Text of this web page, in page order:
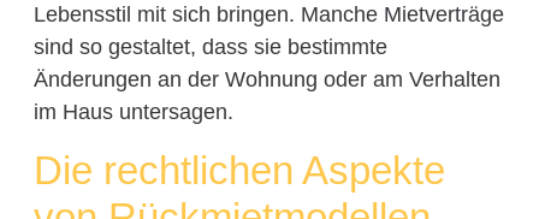
Lebensstil mit sich bringen. Manche Mietverträge
sind so gestaltet, dass sie bestimmte
Änderungen an der Wohnung oder am Verhalten
im Haus untersagen.
Die rechtlichen Aspekte